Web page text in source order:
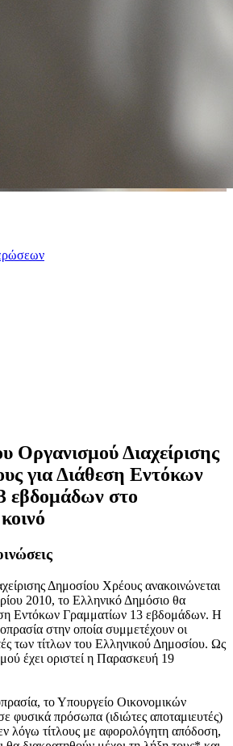
Οργανισμού Διαχείρισης
για Διάθεση Εντόκων
εβδομάδων στο
Δημοσίου Χρέους ανακοινώνεται
2010, το Ελληνικό Δημόσιο θα
Εντόκων Γραμματίων 13 εβδομάδων. Η
στην οποία συμμετέχουν οι
των τίτλων του Ελληνικού Δημοσίου. Ως
έχει οριστεί η Παρασκευή 19
το Υπουργείο Οικονομικών
φυσικά πρόσωπα (ιδιώτες αποταμιευτές)
λόγω τίτλους με αφορολόγητη απόδοση,